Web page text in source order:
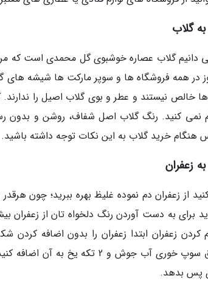
گلاب
دانیم گلاب عصاره خوشبوی گل محمدی است که
در همه فروشگاه ها و سوپر مارکت ها شیشه های
ها خالص نیستند و عطر و بوی گلاب اصیل را
نمی کنید. رنگ گلاب اصل شفاف، روشن و
هنگام خرید گلاب به این نکات توجه داشته باشید.
زعفران
از زعفران دم نموده غلیظ بهره ببرید؛ چون
برای به دست آوردن رنگ دلخواه تان از زعفران
زعفران 2 قاشق سوپ خوری آب جوش
پس بدهد.